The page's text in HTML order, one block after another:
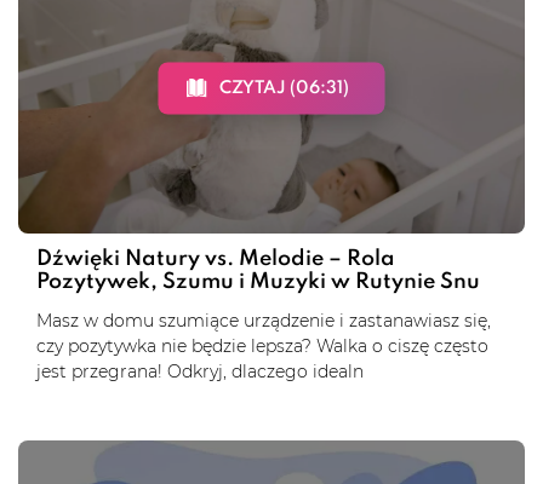
CZYTAJ (06:31)
Dźwięki Natury vs. Melodie – Rola
Pozytywek, Szumu i Muzyki w Rutynie Snu
Masz w domu szumiące urządzenie i zastanawiasz się,
czy pozytywka nie będzie lepsza? Walka o ciszę często
jest przegrana! Odkryj, dlaczego idealn